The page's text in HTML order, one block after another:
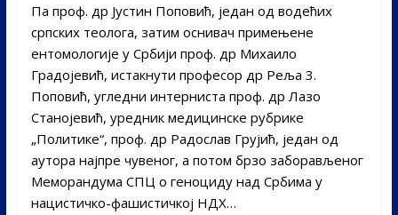
Па проф. др Јустин Поповић, један од водећих
српских теолога, затим оснивач примењене
ентомологије у Србији проф. др Михаило
Градојевић, истакнути професор др Реља 3.
Поповић, угледни интерниста проф. др Лазо
Станојевић, уредник медицинске рубрике
„Политике“, проф. др Радослав Грујић, један од
аутора најпре чувеног, а потом брзо заборављеног
Меморандума СПЦ о геноциду над Србима у
нацистичко-фашистичкој НДХ…